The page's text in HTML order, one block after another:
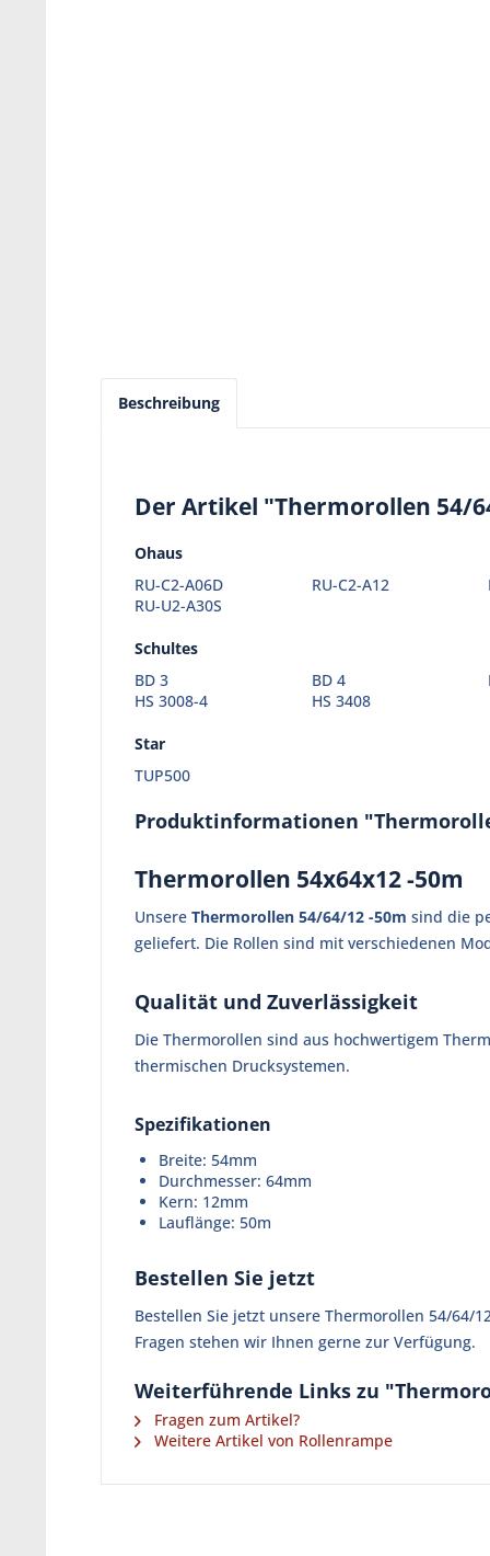
Beschreibung
Der Artikel "Thermorollen 54/
Ohaus
RU-C2-A06D
RU-C2-A12
RU-U2-A30S
Schultes
BD 3
BD 4
HS 3008-4
HS 3408
Star
TUP500
Produktinformationen
Thermorollen 54x64x12 -50m
Unsere Thermorollen 54/64/12 -50m sind die
geliefert. Die Rollen sind mit verschiedenen
Qualität und Zuverlässigkeit
Die Thermorollen sind aus hochwertigem
thermischen Drucksystemen.
Spezifikationen
Breite: 54mm
Durchmesser: 64mm
Kern: 12mm
Lauflänge: 50m
Bestellen Sie jetzt
Bestellen Sie jetzt unsere Thermorollen 54/64/
Fragen stehen wir Ihnen gerne zur Verfügung.
Weiterführende Links zu
Fragen zum Artikel?
Weitere Artikel von Rollenrampe